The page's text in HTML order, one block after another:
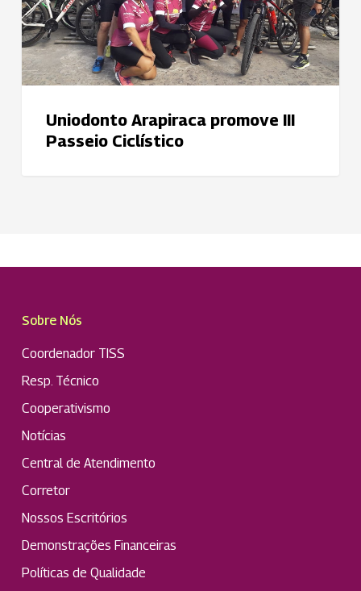
Uniodonto Arapiraca promove III
Passeio Ciclístico
Sobre Nós
Coordenador TISS
Resp. Técnico
Cooperativismo
Notícias
Central de Atendimento
Corretor
Nossos Escritórios
Demonstrações Financeiras
Políticas de Qualidade